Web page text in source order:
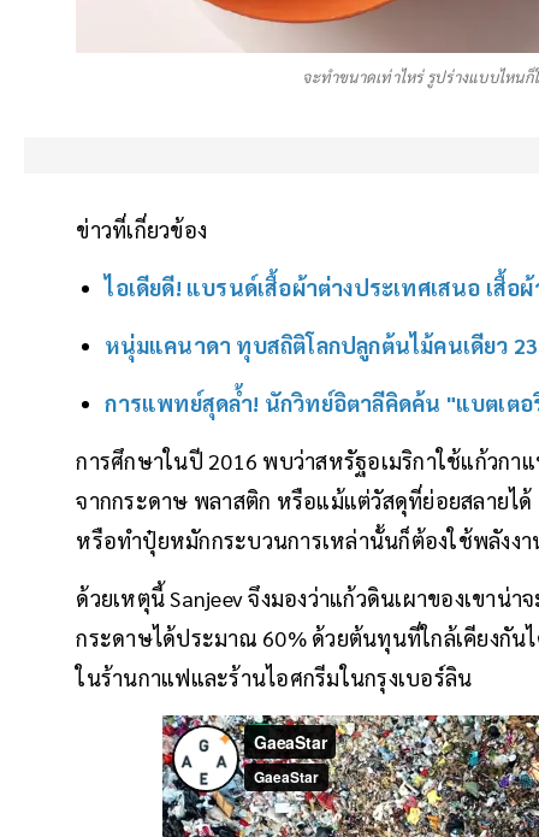
จะทำขนาดเท่าไหร่ รูปร่างแบบไหน
ข่าวที่เกี่ยวข้อง
ไอเดียดี! แบรนด์เสื้อผ้าต่างประเทศเสนอ เสื้อ
หนุ่มแคนาดา ทุบสถิติโลกปลูกต้นไม้คนเดียว
การแพทย์สุดล้ำ! นักวิทย์อิตาลีคิดค้น "แบตเต
การศึกษาในปี 2016 พบว่าสหรัฐอเมริกาใช้แก้วก
จากกระดาษ พลาสติก หรือแม้แต่วัสดุที่ย่อยสลายไ
หรือทำปุ๋ยหมักกระบวนการเหล่านั้นก็ต้องใช้พลังง
ด้วยเหตุนี้ Sanjeev จึงมองว่าแก้วดินเผาของเขา
กระดาษได้ประมาณ 60% ด้วยต้นทุนที่ใกล้เคียงกัน
ในร้านกาแฟและร้านไอศกรีมในกรุงเบอร์ลิน